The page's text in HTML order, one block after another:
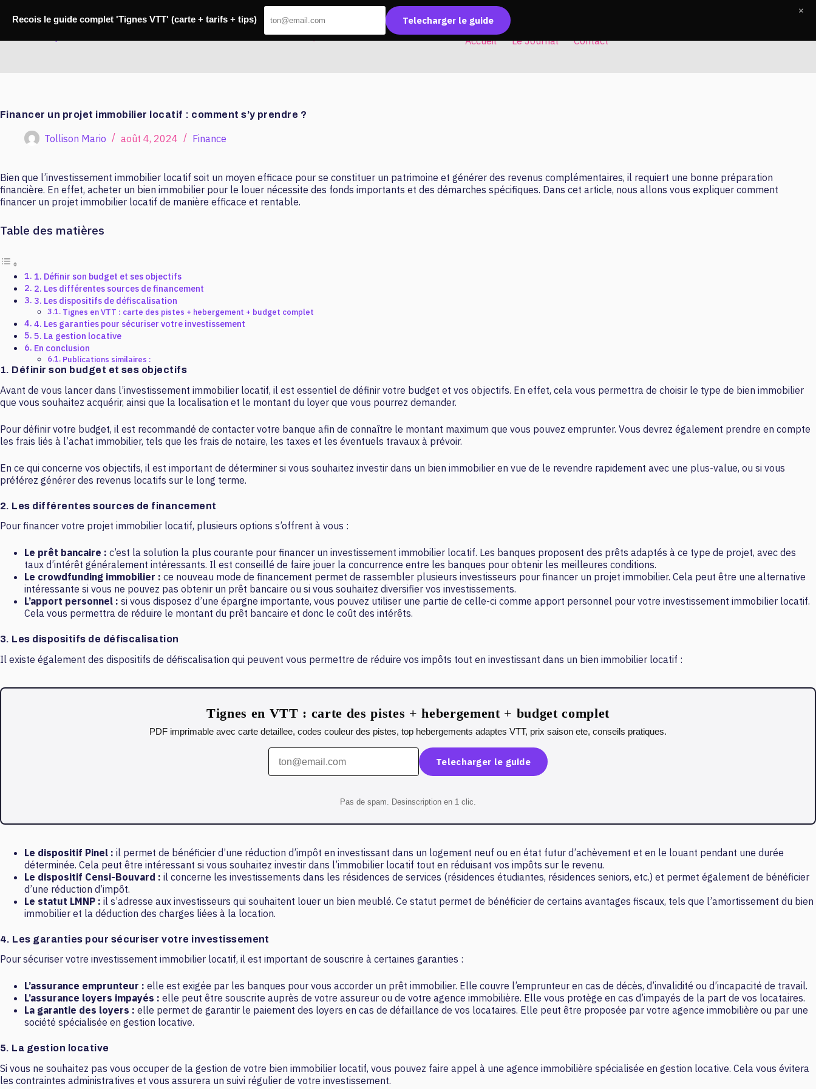
Accueil Le Journal Contact
Financer un projet immobilier locatif : comment s’y prendre ?
Tollison Mario août 4, 2024 Finance
Bien que l’investissement immobilier locatif soit un moyen efficace pour se constituer un patrimoine et générer des revenus complémentaires, il requiert une bonne préparation
financière. En effet, acheter un bien immobilier pour le louer nécessite des fonds importants et des démarches spécifiques. Dans cet article, nous allons vous expliquer comment
financer un projet immobilier locatif de manière efficace et rentable.
Table des matières
1. Définir son budget et ses objectifs
2. Les différentes sources de financement
3. Les dispositifs de défiscalisation
Tignes en VTT : carte des pistes + hebergement + budget complet
4. Les garanties pour sécuriser votre investissement
5. La gestion locative
En conclusion
Publications similaires :
1. Définir son budget et ses objectifs
Avant de vous lancer dans l’investissement immobilier locatif, il est essentiel de définir votre budget et vos objectifs. En effet, cela vous permettra de choisir le type de bien immobilier
que vous souhaitez acquérir, ainsi que la localisation et le montant du loyer que vous pourrez demander.
Pour définir votre budget, il est recommandé de contacter votre banque afin de connaître le montant maximum que vous pouvez emprunter. Vous devrez également prendre en compte
les frais liés à l’achat immobilier, tels que les frais de notaire, les taxes et les éventuels travaux à prévoir.
En ce qui concerne vos objectifs, il est important de déterminer si vous souhaitez investir dans un bien immobilier en vue de le revendre rapidement avec une plus-value, ou si vous
préférez générer des revenus locatifs sur le long terme.
2. Les différentes sources de financement
Pour financer votre projet immobilier locatif, plusieurs options s’offrent à vous :
Le prêt bancaire : c’est la solution la plus courante pour financer un investissement immobilier locatif. Les banques proposent des prêts adaptés à ce type de projet, avec des
taux d’intérêt généralement intéressants. Il est conseillé de faire jouer la concurrence entre les banques pour obtenir les meilleures conditions.
Le crowdfunding immobilier : ce nouveau mode de financement permet de rassembler plusieurs investisseurs pour financer un projet immobilier. Cela peut être une alternative
intéressante si vous ne pouvez pas obtenir un prêt bancaire ou si vous souhaitez diversifier vos investissements.
L’apport personnel : si vous disposez d’une épargne importante, vous pouvez utiliser une partie de celle-ci comme apport personnel pour votre investissement immobilier locatif.
Cela vous permettra de réduire le montant du prêt bancaire et donc le coût des intérêts.
3. Les dispositifs de défiscalisation
Il existe également des dispositifs de défiscalisation qui peuvent vous permettre de réduire vos impôts tout en investissant dans un bien immobilier locatif :
Tignes en VTT : carte des pistes + hebergement + budget complet
PDF imprimable avec carte detaillee, codes couleur des pistes, top hebergements adaptes VTT, prix saison ete, conseils pratiques.
Telecharger le guide
Pas de spam. Desinscription en 1 clic.
Le dispositif Pinel : il permet de bénéficier d’une réduction d’impôt en investissant dans un logement neuf ou en état futur d’achèvement et en le louant pendant une durée
déterminée. Cela peut être intéressant si vous souhaitez investir dans l’immobilier locatif tout en réduisant vos impôts sur le revenu.
Le dispositif Censi-Bouvard : il concerne les investissements dans les résidences de services (résidences étudiantes, résidences seniors, etc.) et permet également de bénéficier
d’une réduction d’impôt.
Le statut LMNP : il s’adresse aux investisseurs qui souhaitent louer un bien meublé. Ce statut permet de bénéficier de certains avantages fiscaux, tels que l’amortissement du bien
immobilier et la déduction des charges liées à la location.
4. Les garanties pour sécuriser votre investissement
Pour sécuriser votre investissement immobilier locatif, il est important de souscrire à certaines garanties :
L’assurance emprunteur : elle est exigée par les banques pour vous accorder un prêt immobilier. Elle couvre l’emprunteur en cas de décès, d’invalidité ou d’incapacité de travail.
L’assurance loyers impayés : elle peut être souscrite auprès de votre assureur ou de votre agence immobilière. Elle vous protège en cas d’impayés de la part de vos locataires.
La garantie des loyers : elle permet de garantir le paiement des loyers en cas de défaillance de vos locataires. Elle peut être proposée par votre agence immobilière ou par une
société spécialisée en gestion locative.
5. La gestion locative
Si vous ne souhaitez pas vous occuper de la gestion de votre bien immobilier locatif, vous pouvez faire appel à une agence immobilière spécialisée en gestion locative. Cela vous évitera
les contraintes administratives et vous assurera un suivi régulier de votre investissement.
Recois le guide complet 'Tignes VTT' (carte + tarifs + tips) Telecharger le guide
×